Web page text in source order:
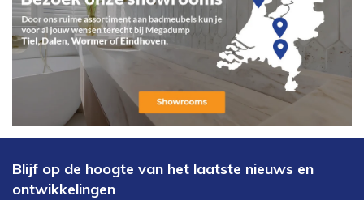
Blijf op de hoogte van het laatste nieuws en
ontwikkelingen